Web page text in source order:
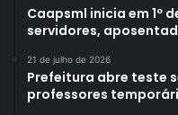
Caapsml inicia em 1º
servidores,
21 de julho de 2026
Prefeitura abre teste
professores